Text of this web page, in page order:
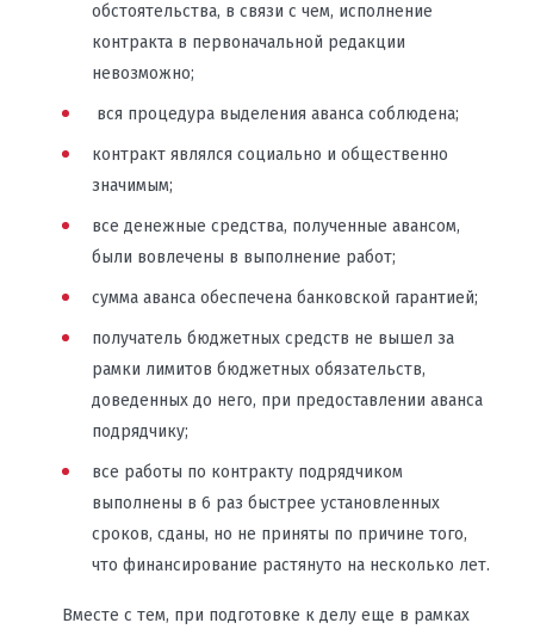
обстоятельства, в связи с чем, исполнение
контракта в первоначальной редакции
невозможно;
вся процедура выделения аванса соблюдена;
контракт являлся социально и общественно
значимым;
все денежные средства, полученные авансом,
были вовлечены в выполнение работ;
сумма аванса обеспечена банковской гарантией;
получатель бюджетных средств не вышел за
рамки лимитов бюджетных обязательств,
доведенных до него, при предоставлении аванса
подрядчику;
все работы по контракту подрядчиком
выполнены в 6 раз быстрее установленных
сроков, сданы, но не приняты по причине того,
что финансирование растянуто на несколько лет.
Вместе с тем, при подготовке к делу еще в рамках